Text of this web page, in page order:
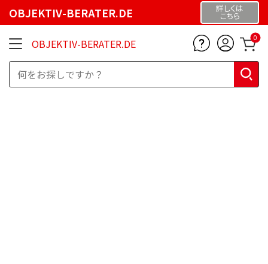
OBJEKTIV-BERATER.DE 詳しくは
こちら
OBJEKTIV-BERATER.DE 0